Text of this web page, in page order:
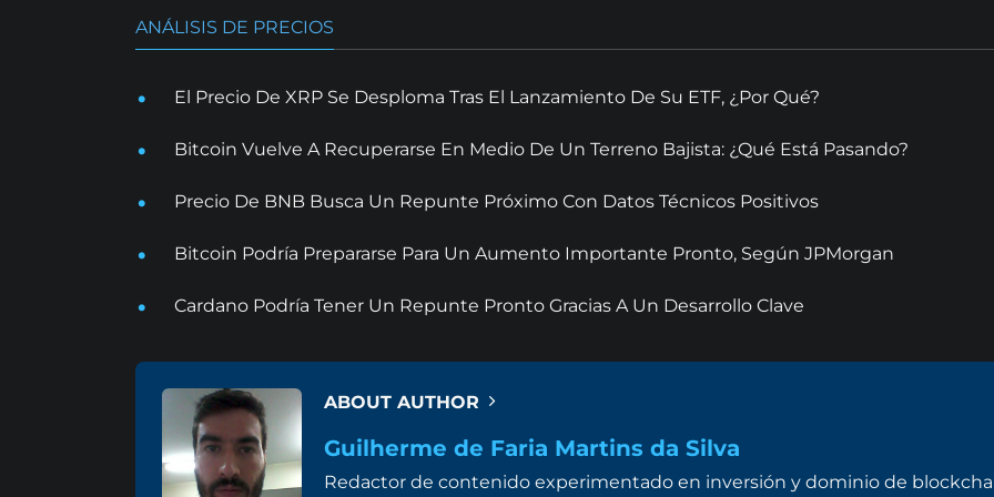
ANÁLISIS DE PRECIOS
El Precio De XRP Se Desploma Tras El Lanzamiento De Su ETF, ¿Por Qué?
Bitcoin Vuelve A Recuperarse En Medio De Un Terreno Bajista: ¿Qué Está Pasando?
Precio De BNB Busca Un Repunte Próximo Con Datos Técnicos Positivos
Bitcoin Podría Prepararse Para Un Aumento Importante Pronto, Según JPMorgan
Cardano Podría Tener Un Repunte Pronto Gracias A Un Desarrollo Clave
ABOUT AUTHOR
Guilherme de Faria Martins da Silva
Redactor de contenido experimentado en inversión y dominio de